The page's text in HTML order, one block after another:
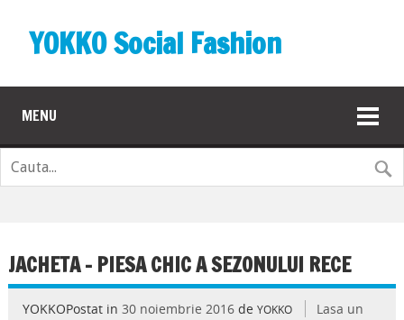
YOKKO Social Fashion
MENU
JACHETA – PIESA CHIC A SEZONULUI RECE
YOKKOPostat in 30 noiembrie 2016de YOKKO
Lasa un